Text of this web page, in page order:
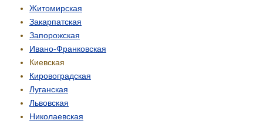
Житомирская
Закарпатская
Запорожская
Ивано-Франковская
Киевская
Кировоградская
Луганская
Львовская
Николаевская